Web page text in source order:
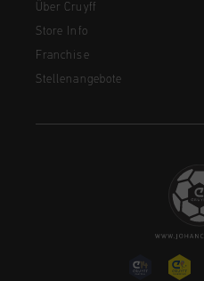
Über Cruyff
Store Info
Franchise
Stellenangebote